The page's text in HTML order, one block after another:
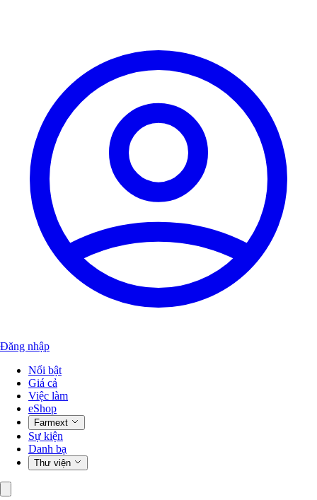
Đăng nhập
Nổi bật
Giá cả
Việc làm
eShop
Farmext
Sự kiện
Danh bạ
Thư viện